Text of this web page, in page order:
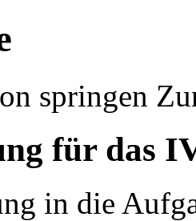
springen
für das
in die